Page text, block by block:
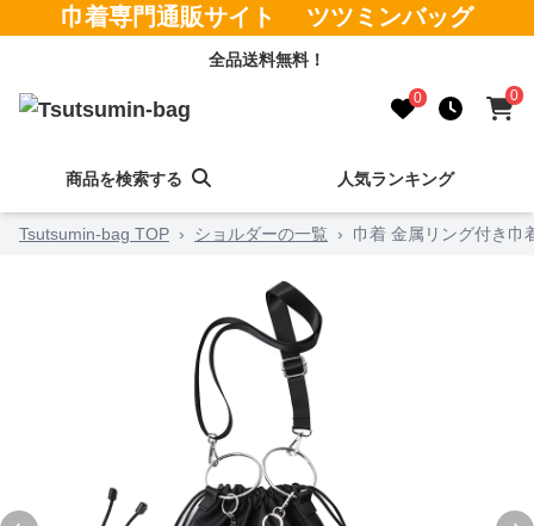
巾着専門通販サイト ツツミンバッグ
全品送料無料！
0 0
商品を検索する 人気ランキング
Tsutsumin-bag TOP › ショルダーの一覧 › 巾着 金属リング付き巾